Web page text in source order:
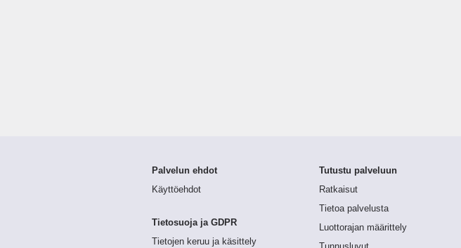
Palvelun ehdot
Käyttöehdot
Tietosuoja ja GDPR
Tietojen keruu ja käsittely
Tutustu palveluun
Ratkaisut
Tietoa palvelusta
Luottorajan määrittely